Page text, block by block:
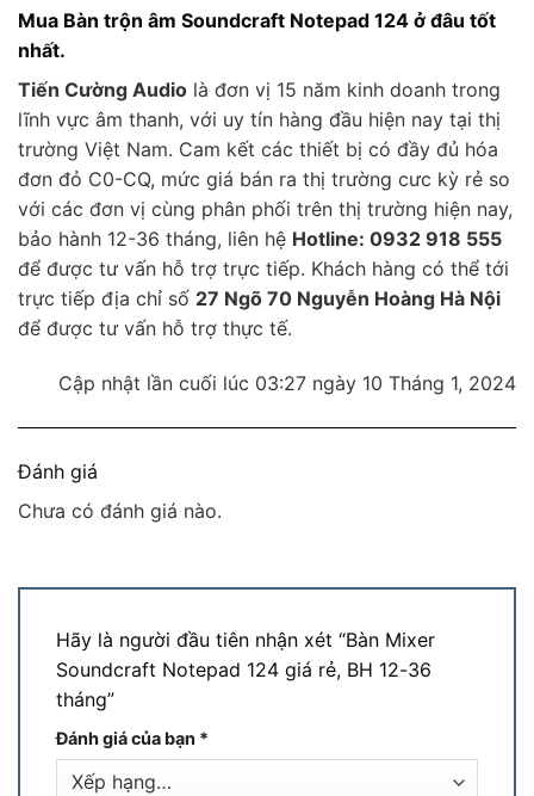
Mua Bàn trộn âm Soundcraft Notepad 124 ở đâu tốt
nhất.
Tiến Cường Audio là đơn vị 15 năm kinh doanh trong
lĩnh vực âm thanh, với uy tín hàng đầu hiện nay tại thị
trường Việt Nam. Cam kết các thiết bị có đầy đủ hóa
đơn đỏ C0-CQ, mức giá bán ra thị trường cưc kỳ rẻ so
với các đơn vị cùng phân phối trên thị trường hiện nay,
bảo hành 12-36 tháng, liên hệ Hotline: 0932 918 555
để được tư vấn hỗ trợ trực tiếp. Khách hàng có thể tới
trực tiếp địa chỉ số 27 Ngõ 70 Nguyễn Hoàng Hà Nội
để được tư vấn hỗ trợ thực tế.
Cập nhật lần cuối lúc 03:27 ngày 10 Tháng 1, 2024
Đánh giá
Chưa có đánh giá nào.
Hãy là người đầu tiên nhận xét “Bàn Mixer
Soundcraft Notepad 124 giá rẻ, BH 12-36
tháng”
Đánh giá của bạn *